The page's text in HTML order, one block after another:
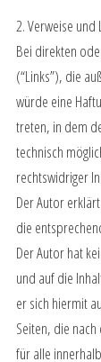
2. Verweise und
Bei direkten
(“Links”), die
würde eine
treten, in dem
technisch
rechtswidriger
Der Autor
die
Der Autor hat
und auf die
er sich hiermit
Seiten, die
für alle